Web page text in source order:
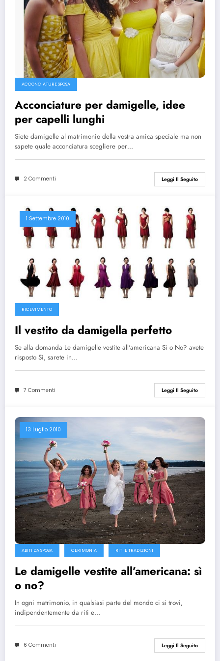
ACCONCIATURE SPOSA
Acconciature per damigelle, idee
per capelli lunghi
Siete damigelle al matrimonio della vostra amica speciale ma non
sapete quale acconciatura scegliere per…
2 Commenti Leggi Il Seguito
1 Settembre 2010
RICEVIMENTO
Il vestito da damigella perfetto
Se alla domanda Le damigelle vestite all'americana Sì o No? avete
risposto Sì, sarete in…
7 Commenti Leggi Il Seguito
13 Luglio 2010
ABITI DA SPOSA CERIMONIA RITI E TRADIZIONI
Le damigelle vestite all’americana: sì
o no?
In ogni matrimonio, in qualsiasi parte del mondo ci si trovi,
indipendentemente da riti e…
6 Commenti Leggi Il Seguito